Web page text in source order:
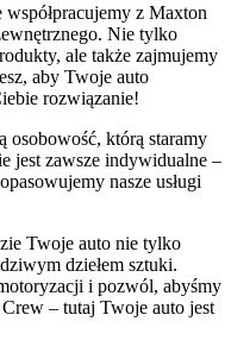
współpracujemy z Maxton
Nie tylko
ale także zajmujemy
aby Twoje auto
rozwiązanie!
osobowość, którą staramy
jest zawsze indywidualne –
nasze usługi
Twoje auto nie tylko
dziełem sztuki.
i pozwól, abyśmy
– tutaj Twoje auto jest